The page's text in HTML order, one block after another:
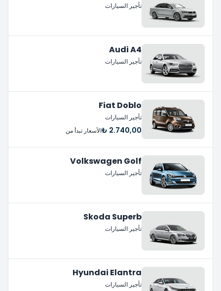
تأجير السيارات
Audi A4
تأجير السيارات
Fiat Doblo
تأجير السيارات
2.740,00 ₺ الأسعار تبدأ من
Volkswagen Golf
تأجير السيارات
Skoda Superb
تأجير السيارات
Hyundai Elantra
تأجير السيارات